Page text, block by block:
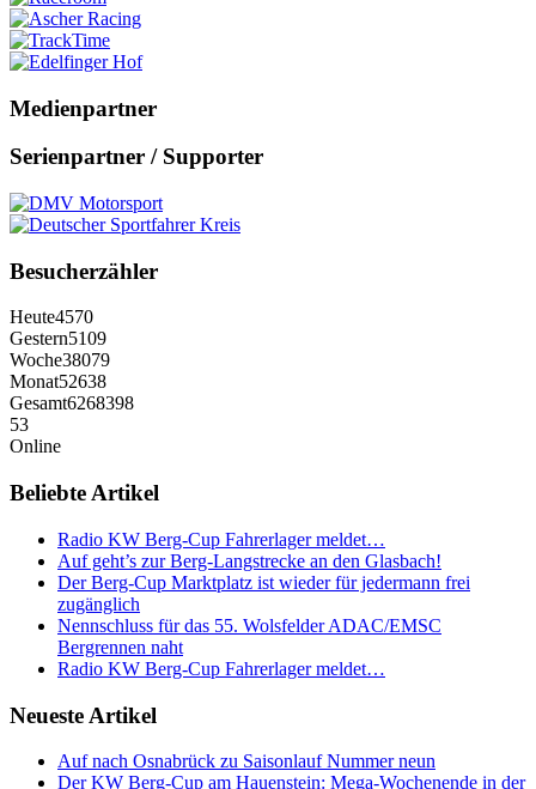
Medienpartner
Serienpartner / Supporter
Besucherzähler
Heute4570
Gestern5109
Woche38079
Monat52638
Gesamt6268398
53
Online
Beliebte Artikel
Radio KW Berg-Cup Fahrerlager meldet…
Auf geht’s zur Berg-Langstrecke an den Glasbach!
Der Berg-Cup Marktplatz ist wieder für jedermann frei
zugänglich
Nennschluss für das 55. Wolsfelder ADAC/EMSC
Bergrennen naht
Radio KW Berg-Cup Fahrerlager meldet…
Neueste Artikel
Auf nach Osnabrück zu Saisonlauf Nummer neun
Der KW Berg-Cup am Hauenstein: Mega-Wochenende in der